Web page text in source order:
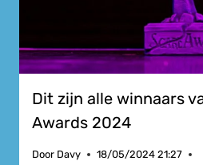
Dit zijn alle winnaars
Awards 2024
Door Davy
18/05/2024 21:27